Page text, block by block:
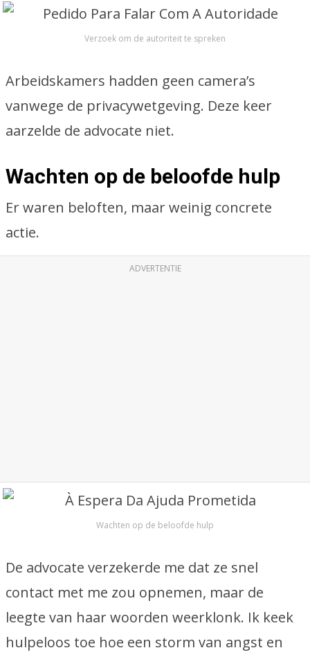
Verzoek om de autoriteit te spreken
Arbeidskamers hadden geen camera’s
vanwege de privacywetgeving. Deze keer
aarzelde de advocate niet.
Wachten op de beloofde hulp
Er waren beloften, maar weinig concrete
actie.
ADVERTENTIE
Wachten op de beloofde hulp
De advocate verzekerde me dat ze snel
contact met me zou opnemen, maar de
leegte van haar woorden weerklonk. Ik keek
hulpeloos toe hoe een storm van angst en